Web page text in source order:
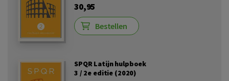
30,95
Bestellen
SPQR Latijn hulpboek
3 / 2e editie (2020)